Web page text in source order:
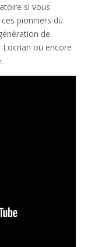
si vous
pionniers du
de
ou encore